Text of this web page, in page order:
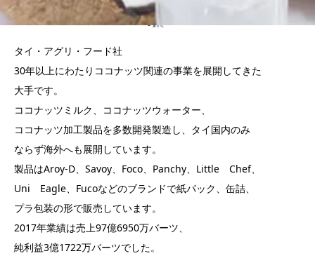
タイ・アグリ・フード社
30年以上にわたりココナッツ関連の事業を展開してきた
大手です。
ココナッツミルク、ココナッツウォーター、
ココナッツ加工製品を多数開発製造し、タイ国内のみ
ならず海外へも展開しています。
製品はAroy-D、Savoy、Foco、Panchy、Little Chef、
Uni Eagle、Fucoなどのブランドで紙パック、缶詰、
プラ包装の形で販売しています。
2017年業績は売上97億6950万バーツ、
純利益3億1722万バーツでした。